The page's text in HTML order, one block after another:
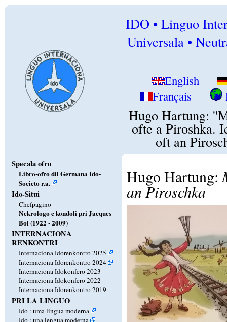
IDO • Linguo
Universala •
English
Français
Hugo Hartung:
ofte a Piroshka.
oft an
Specala ofro
Libro-ofro dil Germana Ido-
Societo r.a.
Ido-Situi
Chefpagino
Nekrologo e kondoli pri Jacques
Bol (1922 - 2009)
INTERNACIONA
RENKONTRI
Internaciona Idorenkontro 2025
Internaciona Idorenkontro 2024
Internaciona Idokonfero 2023
Internaciona Idokonfero 2022
Internaciona Idorenkontro 2019
PRI LA LINGUO
Ido : uma lingua moderna
Ido : una lengua moderna
Hugo Hartung:
an Piroschka